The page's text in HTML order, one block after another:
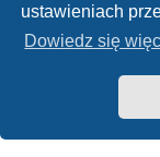
ustawieniach
Dowiedz się